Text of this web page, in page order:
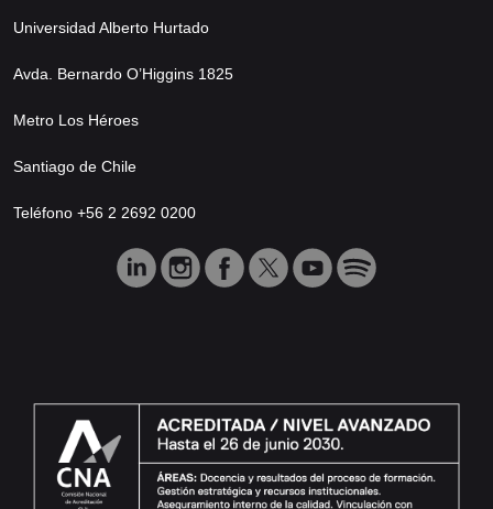
Universidad Alberto Hurtado
Avda. Bernardo O’Higgins 1825
Metro Los Héroes
Santiago de Chile
Teléfono +56 2 2692 0200